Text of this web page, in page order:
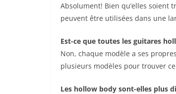
Absolument! Bien qu’elles soient
‌peuvent être utilisées dans ⁤une
Est-ce que toutes les guitares
Non, chaque modèle a ses‍
plusieurs modèles pour trouver
Les hollow body sont-elles plus